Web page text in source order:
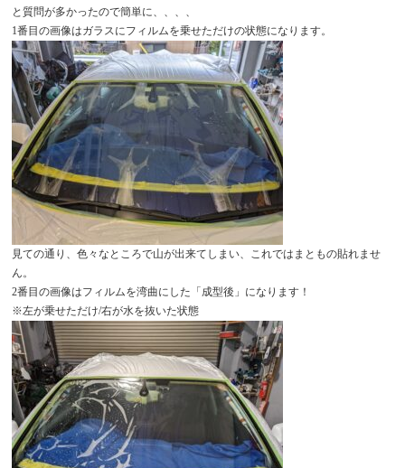
と質問が多かったので簡単に、、、、
1番目の画像はガラスにフィルムを乗せただけの状態になります。
見ての通り、色々なところで山が出来てしまい、これではまともの貼れませ
ん。
2番目の画像はフィルムを湾曲にした「成型後」になります！
※左が乗せただけ/右が水を抜いた状態